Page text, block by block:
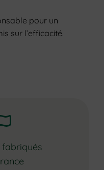
pour un
sur l’efficacité.
fabriqués